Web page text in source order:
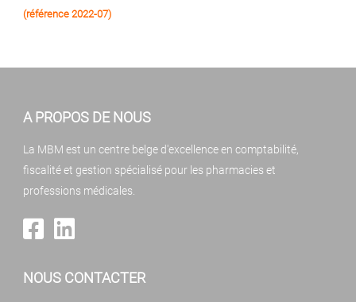
(référence 2022-07)
A PROPOS DE NOUS
La MBM est un centre belge d'excellence en comptabilité,
fiscalité et gestion spécialisé pour les pharmacies et
professions médicales.
NOUS CONTACTER